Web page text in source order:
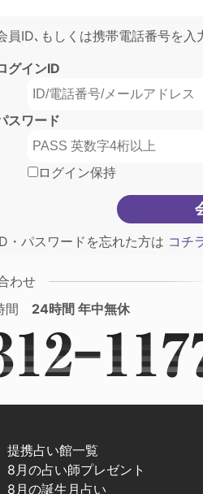
員ID､もしくは携帯電話番号を
グインID
スワード
ログイン保持
・パスワードを忘れた方は コチ
わせ
間 24時間 年中無休
提携占い館一覧
8月の占い師プレゼント
8月の誕生月占い